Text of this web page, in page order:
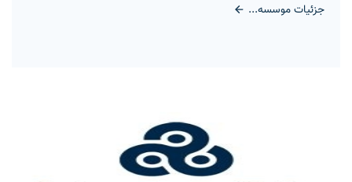
جزئیات موسسه...